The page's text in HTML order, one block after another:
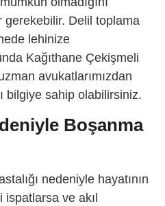
Delil toplama
lehinize
Kağıthane Çekişmeli
avukatlarımızdan
bilgiye sahip olabilirsiniz.
Boşanma
nedeniyle hayatının
ve akıl